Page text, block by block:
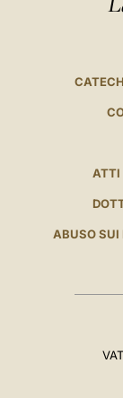
ATTI
ABUSO SUI